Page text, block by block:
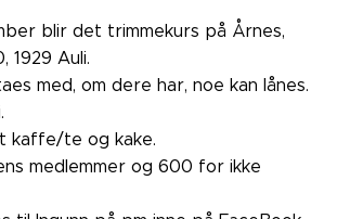
blir det trimmekurs på Årnes,
1929 Auli.
med, om dere har, noe kan lånes.
kaffe/te og kake.
medlemmer og 600 for ikke